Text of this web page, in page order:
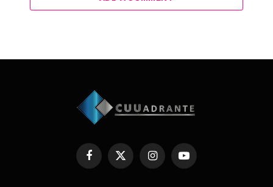
Facebook
X
(Twitter)
InstagramYouTube